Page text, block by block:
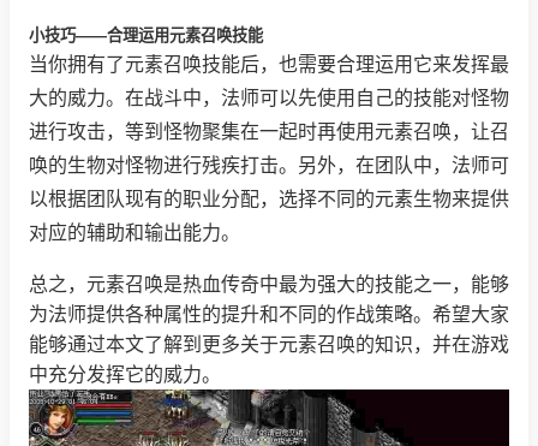
小技巧——合理运用元素召唤技能
当你拥有了元素召唤技能后，也需要合理运用它来发挥最
大的威力。在战斗中，法师可以先使用自己的技能对怪物
进行攻击，等到怪物聚集在一起时再使用元素召唤，让召
唤的生物对怪物进行残疾打击。另外，在团队中，法师可
以根据团队现有的职业分配，选择不同的元素生物来提供
对应的辅助和输出能力。
总之，元素召唤是热血传奇中最为强大的技能之一，能够
为法师提供各种属性的提升和不同的作战策略。希望大家
能够通过本文了解到更多关于元素召唤的知识，并在游戏
中充分发挥它的威力。